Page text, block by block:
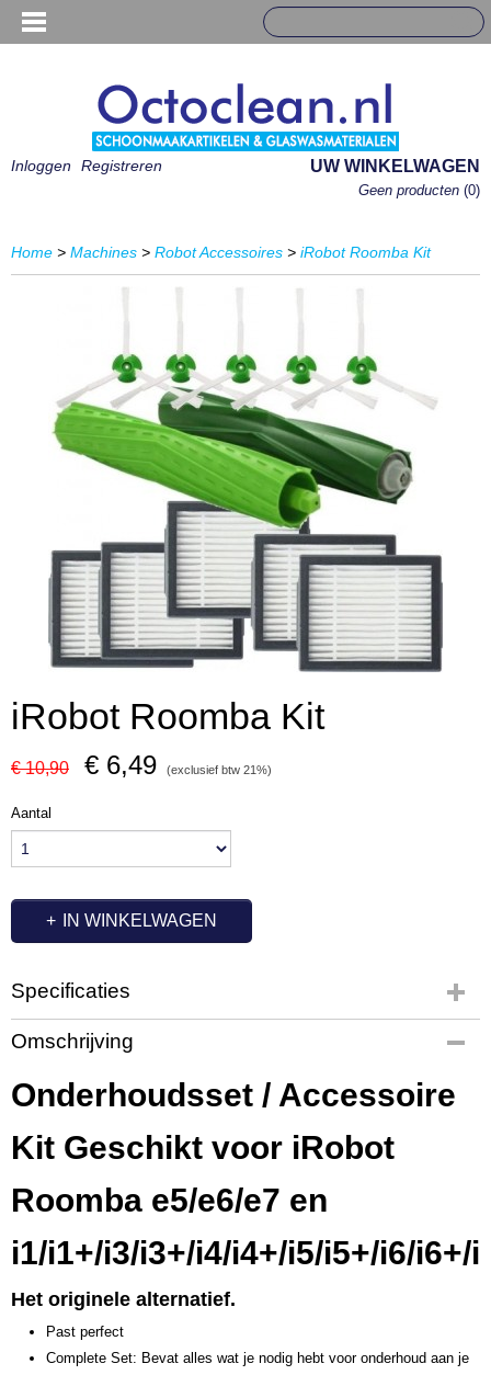
Inloggen Registreren UW WINKELWAGEN
Geen producten (0)
Home > Machines > Robot Accessoires > iRobot Roomba Kit
iRobot Roomba Kit
€ 10,90 € 6,49 (exclusief btw 21%)
Aantal
IN WINKELWAGEN
Specificaties
Productcode
QL1088
Omschrijving
Onderhoudsset / Accessoire
Kit Geschikt voor iRobot
Roomba e5/e6/e7 en
i1/i1+/i3/i3+/i4/i4+/i5/i5+/i6/i6+/
Het originele alternatief.
Past perfect
Complete Set: Bevat alles wat je nodig hebt voor onderhoud aan je